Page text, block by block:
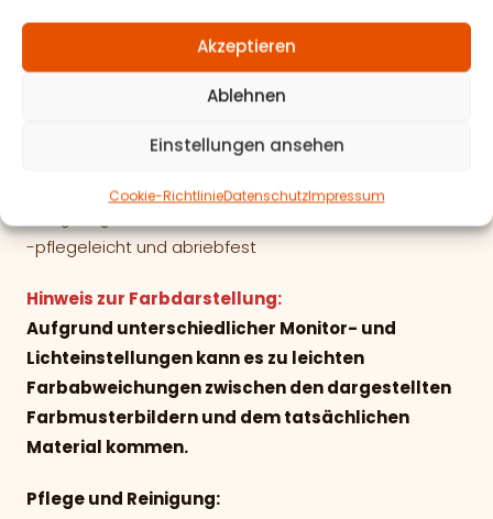
Akzeptieren
Ablehnen
Einstellungen ansehen
Cookie-RichtlinieDatenschutzImpressum
Velour & Textillook
Materialeigenschaften:
Lichtechtheit
-geprüfteScheuerfestigkeit
-pflegeleicht und abriebfest
Hinweis zur Farbdarstellung:
Aufgrund unterschiedlicher Monitor- und
Lichteinstellungen kann es zu leichten
Farbabweichungen zwischen den dargestellten
Farbmusterbildern und dem tatsächlichen
Material kommen.
Pflege und Reinigung: